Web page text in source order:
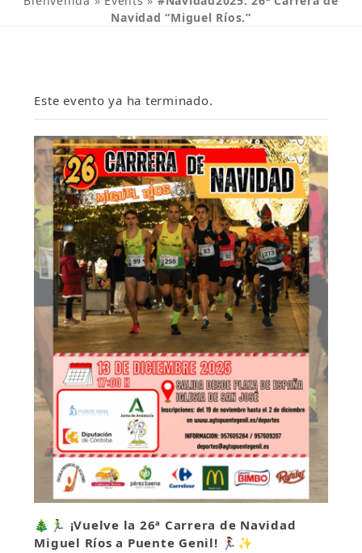
Navidad “Miguel Ríos.”
Este evento ya ha terminado.
🎄🏃‍♂️ ¡Vuelve la 26ª Carrera de Navidad
Miguel Ríos a Puente Genil! 🏃‍♀️✨